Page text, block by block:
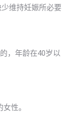
维持妊娠所必要
，年龄在40岁以
性。